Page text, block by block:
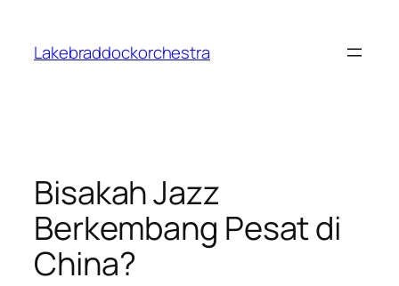
content
Lakebraddockorchestra
Bisakah Jazz
Berkembang Pesat di
China?